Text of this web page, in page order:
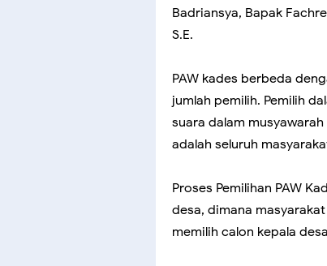
Badriansya, Bapak
S.E.
PAW kades berbeda
jumlah pemilih. Pemilih
suara dalam
adalah seluruh
Proses Pemilihan PAW
desa, dimana
memilih calon kepala